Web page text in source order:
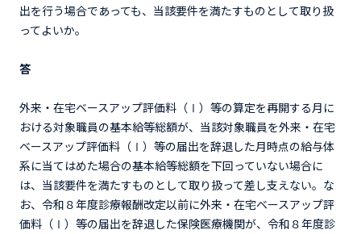
出を行う場合であっても、当該要件を満たすものとして取り扱
ってよいか。
答
外来・在宅ベースアップ評価料（Ⅰ）等の算定を再開する月に
おける対象職員の基本給等総額が、当該対象職員を外来・在宅
ベースアップ評価料（Ⅰ）等の届出を辞退した月時点の給与体
系に当てはめた場合の基本給等総額を下回っていない場合に
は、当該要件を満たすものとして取り扱って差し支えない。な
お、令和８年度診療報酬改定以前に外来・在宅ベースアップ評
価料（Ⅰ）等の届出を辞退した保険医療機関が、令和８年度診